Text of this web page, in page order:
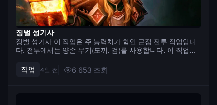
징벌 성기사
징벌 성기사 이 직업은 주 능력치가 힘인 근접 전투 직업입니
다. 전투에서는 양손 무기(도끼, 검)를 사용합니다. 이 직업의
입니다. 일부 기술은 신성한 힘을 축적하고, 다른 기술은 이를
소비하여 최대의 피해를 입...
직업 4일 전 6,653 조회